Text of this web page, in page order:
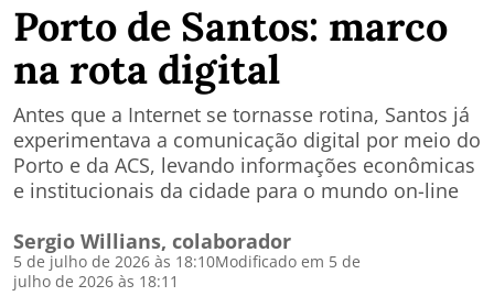
Porto de Santos: marco
na rota digital
Antes que a Internet se tornasse rotina, Santos já
experimentava a comunicação digital por meio do
Porto e da ACS, levando informações econômicas
e institucionais da cidade para o mundo on-line
Sergio Willians, colaborador
5 de julho de 2026 às 18:10Modificado em 5 de
julho de 2026 às 18:11